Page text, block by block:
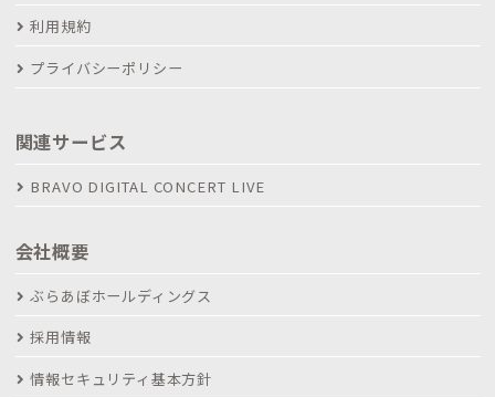
利用規約
プライバシーポリシー
関連サービス
BRAVO DIGITAL CONCERT LIVE
会社概要
ぶらあぼホールディングス
採用情報
情報セキュリティ基本方針